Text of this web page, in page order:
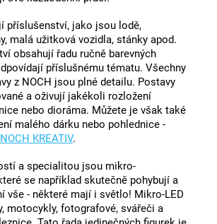
příslušenství, jako jsou lodě,
malá užitková vozidla, stánky apod.
obsahují řadu ručně barevných
příslušnému tématu. Všechny
z NOCH jsou plné detailu. Postavy
a oživují jakékoli rozložení
nebo dioráma. Můžete je však také
malého dárku nebo pohlednice -
NOCH KREATIV.
a specialitou jsou mikro-
se například skutečně pohybují a
vše - některé mají i světlo! Mikro-LED
motocykly, fotografové, svářeči a